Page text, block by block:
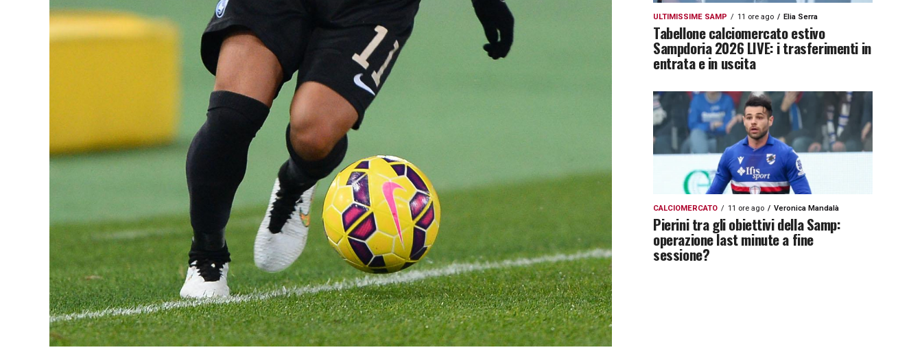
ULTIMISSIME SAMP 11 ore ago Elia Serra
Tabellone calciomercato estivo
Sampdoria 2026 LIVE: i trasferimenti in
entrata e in uscita
CALCIOMERCATO 11 ore ago Veronica Mandalà
Pierini tra gli obiettivi della Samp:
operazione last minute a fine
sessione?